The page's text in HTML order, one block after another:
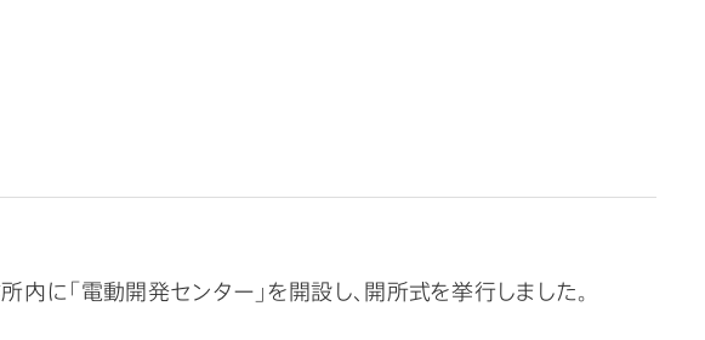
に「電動開発センター」を開設し、開所式を挙行しました。